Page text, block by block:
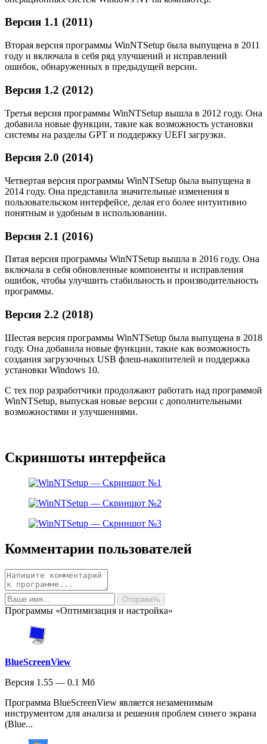
Версия 1.1 (2011)
Вторая версия программы WinNTSetup была выпущена в 2011
году и включала в себя ряд улучшений и исправлений
ошибок, обнаруженных в предыдущей версии.
Версия 1.2 (2012)
Третья версия программы WinNTSetup вышла в 2012 году. Она
добавила новые функции, такие как возможность установки
системы на разделы GPT и поддержку UEFI загрузки.
Версия 2.0 (2014)
Четвертая версия программы WinNTSetup была выпущена в
2014 году. Она представила значительные изменения в
пользовательском интерфейсе, делая его более интуитивно
понятным и удобным в использовании.
Версия 2.1 (2016)
Пятая версия программы WinNTSetup вышла в 2016 году. Она
включала в себя обновленные компоненты и исправления
ошибок, чтобы улучшить стабильность и производительность
программы.
Версия 2.2 (2018)
Шестая версия программы WinNTSetup была выпущена в 2018
году. Она добавила новые функции, такие как возможность
создания загрузочных USB флеш-накопителей и поддержка
установки Windows 10.
С тех пор разработчики продолжают работать над программой
WinNTSetup, выпуская новые версии с дополнительными
возможностями и улучшениями.
Скриншоты интерфейса
Комментарии пользователей
Программы «Оптимизация и настройка»
BlueScreenView
Версия 1.55 — 0.1 Мб
Программа BlueScreenView является незаменимым
инструментом для анализа и решения проблем синего экрана
(Blue...